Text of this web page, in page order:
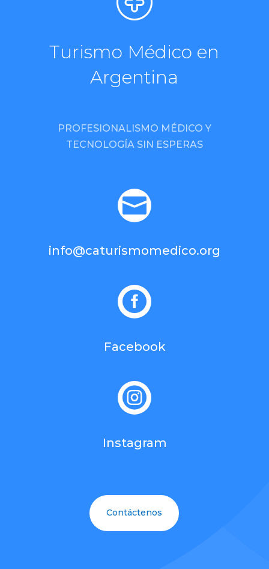
Turismo Médico en
Argentina
PROFESIONALISMO MÉDICO Y
TECNOLOGÍA SIN ESPERAS

info@caturismomedico.org

Facebook

Instagram
Contáctenos